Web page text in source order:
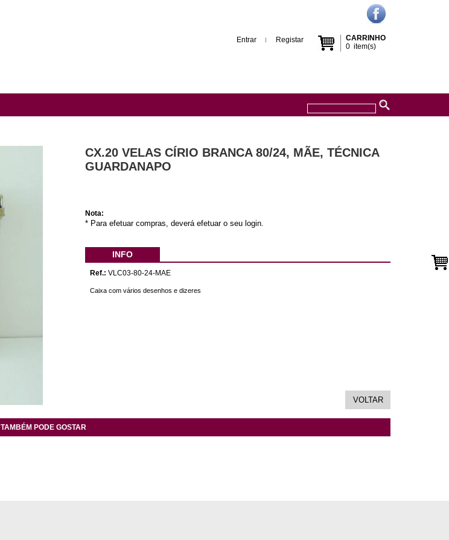
CARRINHO
0 item(s)
Entrar Registar
CX.20 VELAS CÍRIO BRANCA 80/24, MÃE, TÉCNICA
GUARDANAPO
Nota:
* Para efetuar compras, deverá efetuar o seu login.
INFO
Ref.: VLC03-80-24-MAE
Caixa com vários desenhos e dizeres
TAMBÉM PODE GOSTAR